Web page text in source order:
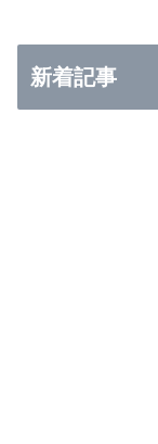
新着記事